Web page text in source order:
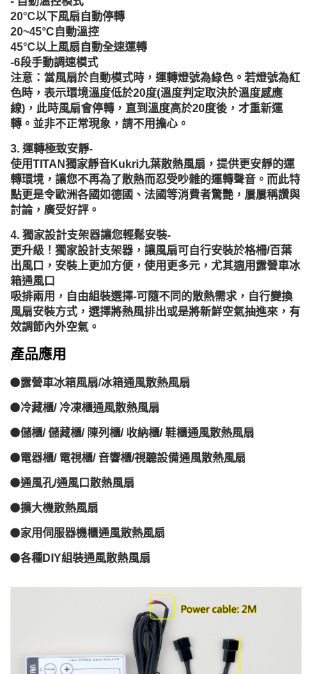
20°C以下風扇自動停轉
20~45°C自動溫控
45°C以上風扇自動全速運轉
-6段手動調速模式
注意：當風扇於自動模式時，運轉燈號為綠色。若燈號為紅
色時，表示環境溫度低於20度(溫度判定取決於溫度感應
線)，此時風扇會停轉，直到溫度高於20度後，才重新運
轉。並非不正常現象，請不用擔心。
運轉極致安靜-
使用TITAN獨家靜音Kukri九葉散熱風扇，提供更安靜的運
轉環境，讓您不再為了散熱而忍受吵雜的運轉聲音。而此特
點更是令歐洲各國如德國、法國等消費者驚艷，屢屢稱讚與
討論，廣受好評。
獨家設計支架器讓您輕鬆安裝-
更升級！獨家設計支架器，讓風扇可自行安裝於格柵/百葉
出風口，安裝上更加方便，使用更多元，尤其適用露營車冰
箱通風口
吸排兩用，自由組裝選擇-可隨不同的散熱需求，自行變換
風扇安裝方式，選擇將熱風排出或是將新鮮空氣抽進來，有
效調節內外空氣。
產品應用
露營車冰箱風扇/冰箱通風散熱風扇
冷藏櫃/ 冷凍櫃通風散熱風扇
儲櫃/ 儲藏櫃/ 陳列櫃/ 收納櫃/ 鞋櫃通風散熱風扇
電器櫃/ 電視櫃/ 音響櫃/視聽設備通風散熱風扇
通風孔/通風口散熱風扇
擴大機散熱風扇
家用伺服器機櫃通風散熱風扇
各種DIY組裝通風散熱風扇